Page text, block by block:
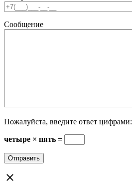
Сообщение
Пожалуйста, введите ответ цифрами:
четыре × пять =